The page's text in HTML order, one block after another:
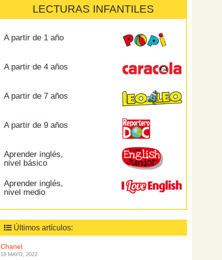
LECTURAS INFANTILES
A partir de 1 año
A partir de 4 años
A partir de 7 años
A partir de 9 años
Aprender inglés,
nivel básico
Aprender inglés,
nivel medio
Últimos artículos:
Chanel
18 MAYO, 2022